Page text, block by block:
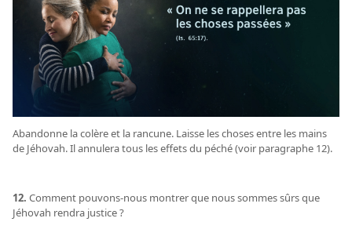
Abandonne la colère et la rancune. Laisse les choses entre les mains
de Jéhovah. Il annulera tous les effets du péché (voir paragraphe 12).
12. Comment pouvons-​nous montrer que nous sommes sûrs que
Jéhovah rendra justice ?